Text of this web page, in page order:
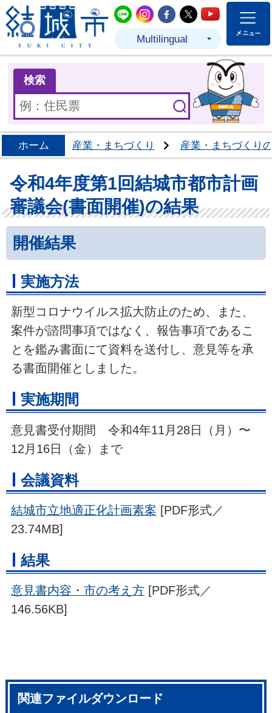
結城市公式LINE
結城市公式Instagram
結城市公式
結城市公式
結城市
Multilingual
検索
ホーム 産業・まちづくり 産業・まちづくり
令和4年度第1回結城市都市計画
審議会(書面開催)の結果
開催結果
実施方法
新型コロナウイルス拡大防止のため、また、
案件が諮問事項ではなく、報告事項であるこ
とを鑑み書面にて資料を送付し、意見等を承
る書面開催としました。
実施期間
意見書受付期間 令和4年11月28日（月）〜
12月16日（金）まで
会議資料
結城市立地適正化計画素案 [PDF形式／
23.74MB]
結果
意見書内容・市の考え方[PDF形式／
146.56KB]
関連ファイルダウンロード